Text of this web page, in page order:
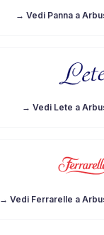
→ Vedi Panna a
→ Vedi Lete a
→ Vedi Ferrarelle a